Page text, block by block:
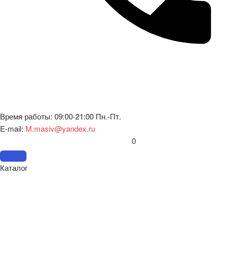
Время работы: 09:00-21:00 Пн.-Пт.
E-mail: M.masiv@yandex.ru
0
Каталог